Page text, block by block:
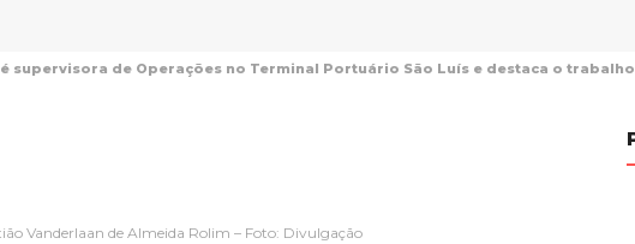
supervisora de Operações no Terminal Portuário São Luís e destaca o
Vanderlaan de Almeida Rolim – Foto: Divulgação